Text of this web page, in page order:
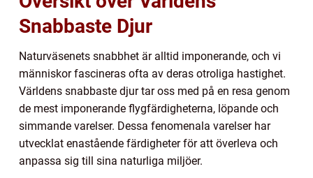
Snabbaste Djur
Naturväsenets snabbhet är alltid imponerande, och vi
människor fascineras ofta av deras otroliga hastighet.
Världens snabbaste djur tar oss med på en resa genom
de mest imponerande flygfärdigheterna, löpande och
simmande varelser. Dessa fenomenala varelser har
utvecklat enastående färdigheter för att överleva och
anpassa sig till sina naturliga miljöer.